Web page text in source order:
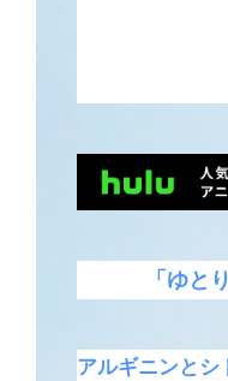
「ゆと
アルギニンとシ